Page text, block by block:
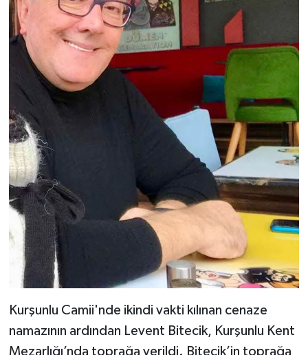
Kurşunlu Camii'nde ikindi vakti kılınan cenaze
namazının ardından Levent Bitecik, Kurşunlu Kent
Mezarlığı’nda toprağa verildi. Bitecik’in toprağa